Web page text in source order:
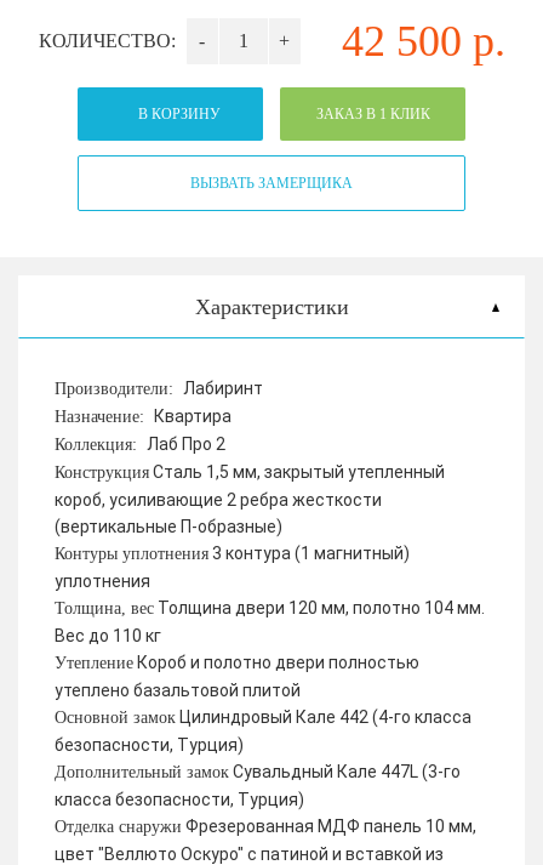
КОЛИЧЕСТВО: - + 42 500 р.
В КОРЗИНУ ЗАКАЗ В 1 КЛИК
ВЫЗВАТЬ ЗАМЕРЩИКА
Характеристики
Производители: Лабиринт
Назначение: Квартира
Коллекция: Лаб Про 2
Конструкция Сталь 1,5 мм, закрытый утепленный
короб, усиливающие 2 ребра жесткости
(вертикальные П-образные)
Контуры уплотнения 3 контура (1 магнитный)
уплотнения
Толщина, вес Толщина двери 120 мм, полотно 104 мм.
Вес до 110 кг
Утепление Короб и полотно двери полностью
утеплено базальтовой плитой
Основной замок Цилиндровый Кале 442 (4-го класса
безопасности, Турция)
Дополнительный замок Сувальдный Кале 447L (3-го
класса безопасности, Турция)
Отделка снаружи Фрезерованная МДФ панель 10 мм,
цвет "Веллюто Оскуро" с патиной и вставкой из